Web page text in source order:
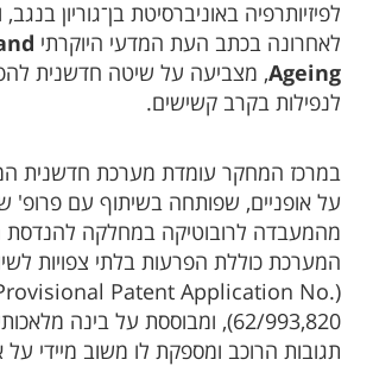
לפיזיותרפיה באוניברסיטת בן־גוריון
לאחרונה בכתב העת המדעי היוקרתי
Ageing, מצביעה על שיטה חדשנית
לנפילות בקרב קשישים.
במרכז המחקר עומדת מערכת חדשנית
על אופניים, שפותחה בשיתוף עם פרופ'
מהמעבדה לרובוטיקה במחלקה להנדסת
המערכת כוללת הפרעות בלתי צפויות
Patent Application No.
62/993,820), ומבוססת על בינה
תגובות הרוכב ומספקת לו משוב מיידי על